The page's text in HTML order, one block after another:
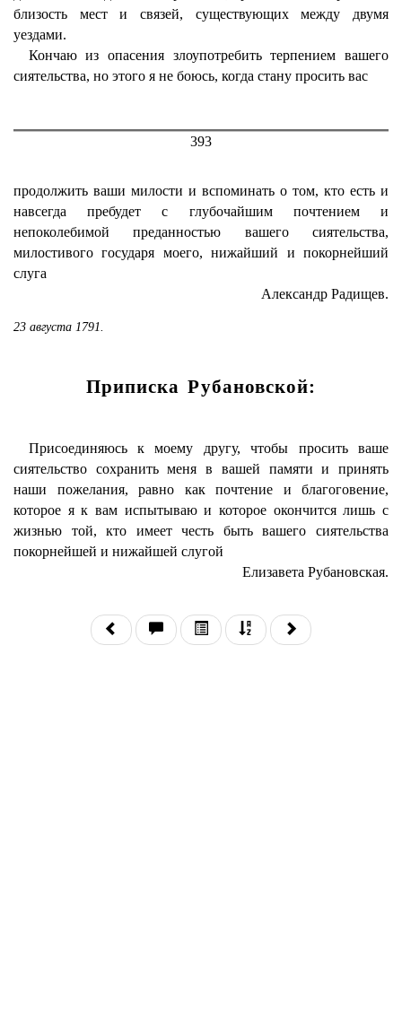
близость мест и связей, существующих между двумя
уездами.
Кончаю из опасения злоупотребить терпением вашего
сиятельства, но этого я не боюсь, когда стану просить вас
393
продолжить ваши милости и вспоминать о том, кто есть и
навсегда пребудет с глубочайшим почтением и
непоколебимой преданностью вашего сиятельства,
милостивого государя моего, нижайший и покорнейший
слуга
Александр Радищев.
23 августа 1791.
Приписка Рубановской:
Присоединяюсь к моему другу, чтобы просить ваше
сиятельство сохранить меня в вашей памяти и принять
наши пожелания, равно как почтение и благоговение,
которое я к вам испытываю и которое окончится лишь с
жизнью той, кто имеет честь быть вашего сиятельства
покорнейшей и нижайшей слугой
Елизавета Рубановская.